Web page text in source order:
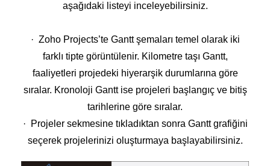
aşağıdaki listeyi inceleyebilirsiniz.
· Zoho Projects’te Gantt şemaları temel olarak iki
farklı tipte görüntülenir. Kilometre taşı Gantt,
faaliyetleri projedeki hiyerarşik durumlarına göre
sıralar. Kronoloji Gantt ise projeleri başlangıç ve bitiş
tarihlerine göre sıralar.
· Projeler sekmesine tıkladıktan sonra Gantt grafiğini
seçerek projelerinizi oluşturmaya başlayabilirsiniz.